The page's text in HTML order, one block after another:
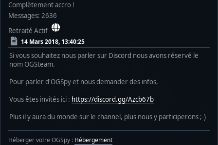
Complètement accro !
Messages: 2636
Retraité Actif
14 Mars 2018, 13:40:25
Si vous souhaitez nous parler sur Discord nous avons réservé le
nom OGSteam.
Pour parler d'OGSpy et nous demander des infos,
Vous êtes invités ici : https://discord.gg/Azcb67b
Plus il y aura du monde sur le channel, plus nous y participerons ;-)
Héberger votre OGSpy : Hébergement